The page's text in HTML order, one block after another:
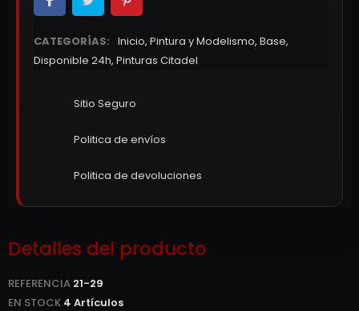
CATEGORÍAS: Inicio, Pintura y Modelismo, Base,
Disponible 24h, Pinturas Citadel
Sitio Seguro
Politica de envíos
Politica de devoluciones
Detalles del producto
REFERENCIA 21-29
EN STOCK 4 Artículos